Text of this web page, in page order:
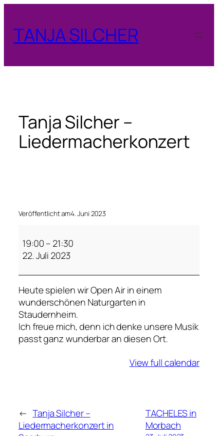
springen
TANJA SILCHER
Tanja Silcher –
Liedermacherkonzert
Veröffentlicht am4. Juni 2023
n
a
S
i
l
c
h
e
d
19:00– 21:30
22. Juli 2023
Heute spielen wir Open Air in einem
wunderschönen Naturgarten in
Staudernheim.
Ich freue mich, denn ich denke unsere Musik
passt ganz wunderbar an diesen Ort.
View full calendar
← Tanja Silcher –
Liedermacherkonzert in
TACHELES in
Morbach